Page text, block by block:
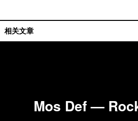
相关文章
Mos Def —
单曲推荐